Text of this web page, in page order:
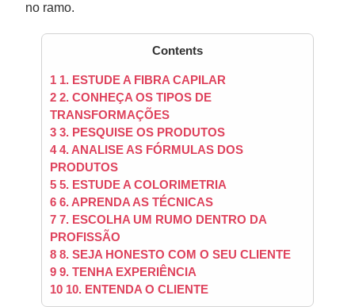
no ramo.
Contents
1 1. ESTUDE A FIBRA CAPILAR
2 2. CONHEÇA OS TIPOS DE
TRANSFORMAÇÕES
3 3. PESQUISE OS PRODUTOS
44. ANALISE AS FÓRMULAS DOS
PRODUTOS
5 5. ESTUDE A COLORIMETRIA
6 6. APRENDA AS TÉCNICAS
7 7. ESCOLHA UM RUMO DENTRO DA
PROFISSÃO
8 8. SEJA HONESTO COM O SEU CLIENTE
9 9. TENHA EXPERIÊNCIA
10 10. ENTENDA O CLIENTE